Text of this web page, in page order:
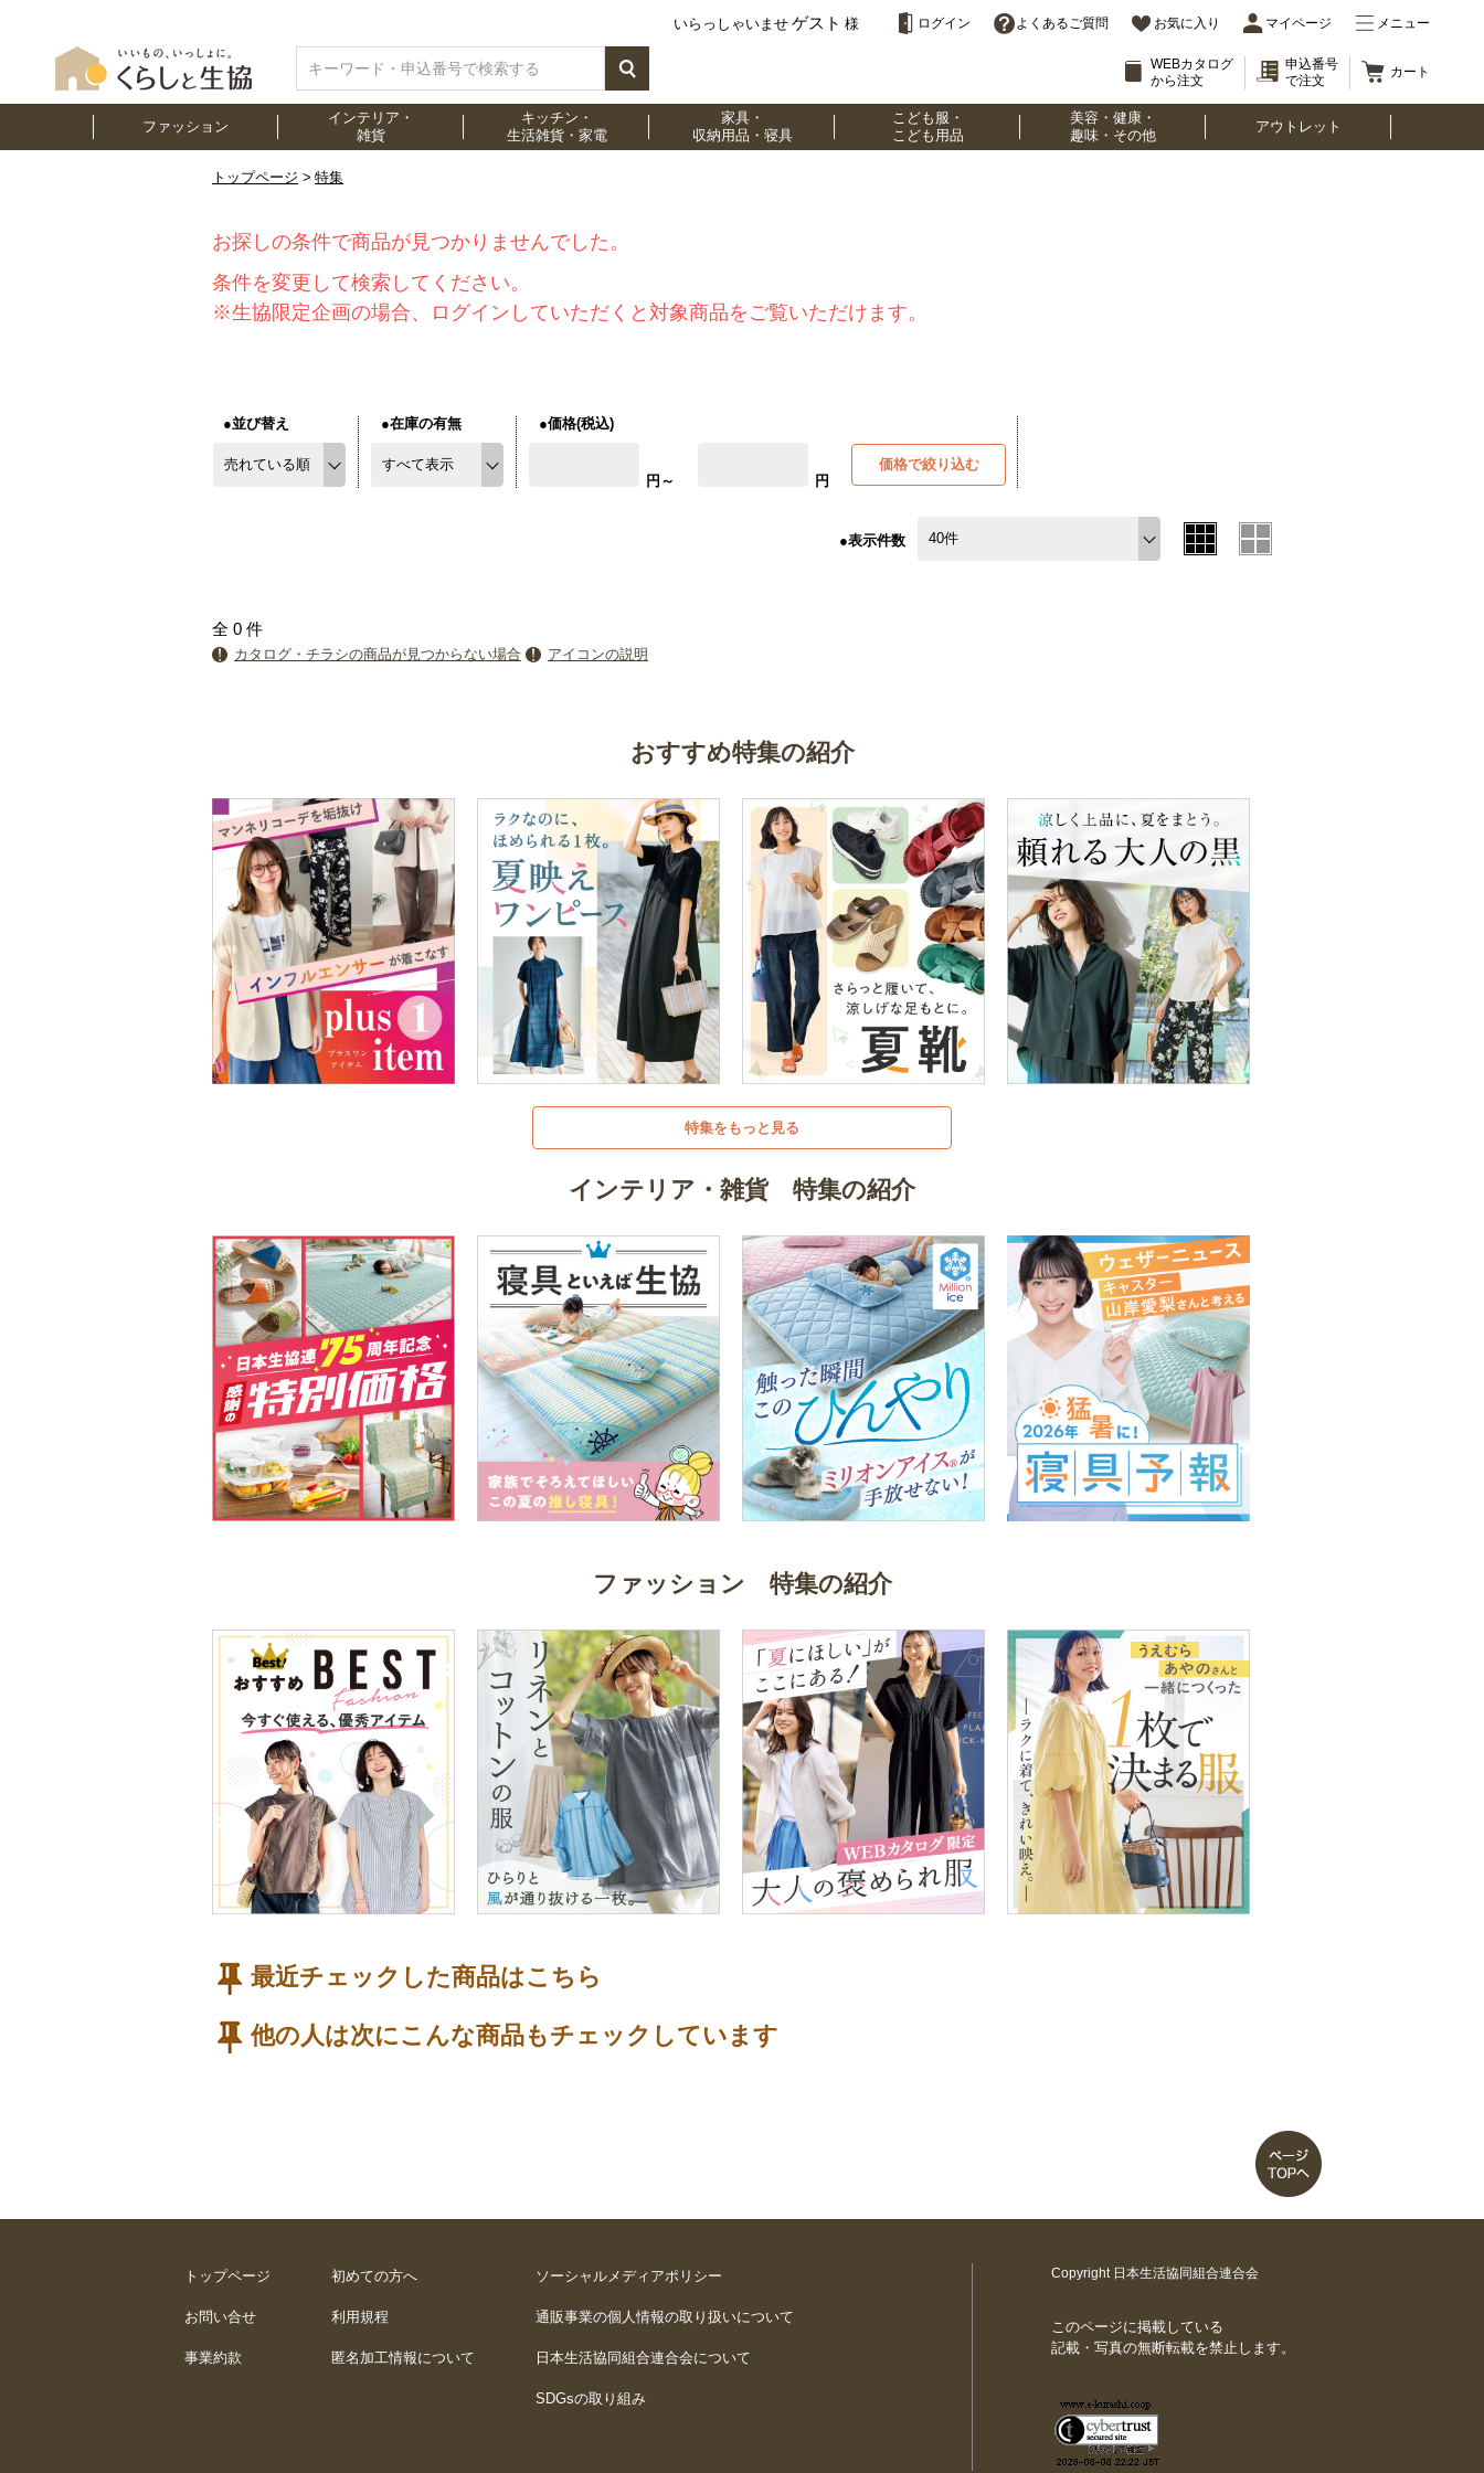
いらっしゃいませ ゲスト 様 ログイン よくあるご質問 お気に入り マイページ メニュー
WEBカタログ
から注文
申込番号
で注文
カート
ファッション
インテリア・
雑貨
キッチン・
生活雑貨・家電
家具・
収納用品・寝具
こども服・
こども用品
美容・健康・
趣味・その他
アウトレット
トップページ 特集
お探しの条件で商品が見つかりませんでした。
条件を変更して検索してください。
※生協限定企画の場合、ログインしていただくと対象商品をご覧いただけます。
●並び替え ●在庫の有無 ●価格(税込)
円～ 円
価格で絞り込む
●表示件数
全 0 件
カタログ・チラシの商品が見つからない場合 アイコンの説明
おすすめ特集の紹介
特集をもっと見る
インテリア・雑貨 特集の紹介
ファッション 特集の紹介
最近チェックした商品はこちら
他の人は次にこんな商品もチェックしています
トップページ
お問い合せ
事業約款
初めての方へ
利用規程
匿名加工情報について
ソーシャルメディアポリシー
通販事業の個人情報の取り扱いについて
日本生活協同組合連合会について
SDGsの取り組み
Copyright 日本生活協同組合連合会
このページに掲載している
記載・写真の無断転載を禁止します。